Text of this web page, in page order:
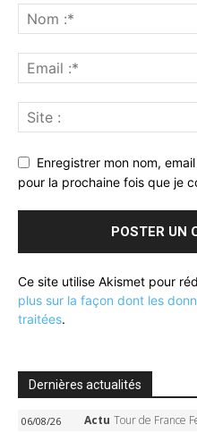
Enregistrer mon nom,
pour la prochaine fois que je
Ce site utilise Akismet pour
plus sur la façon dont les
traitées.
Dernières actualités
06/08/26 Actu Tour de France Femmes 2026, étape 6 –